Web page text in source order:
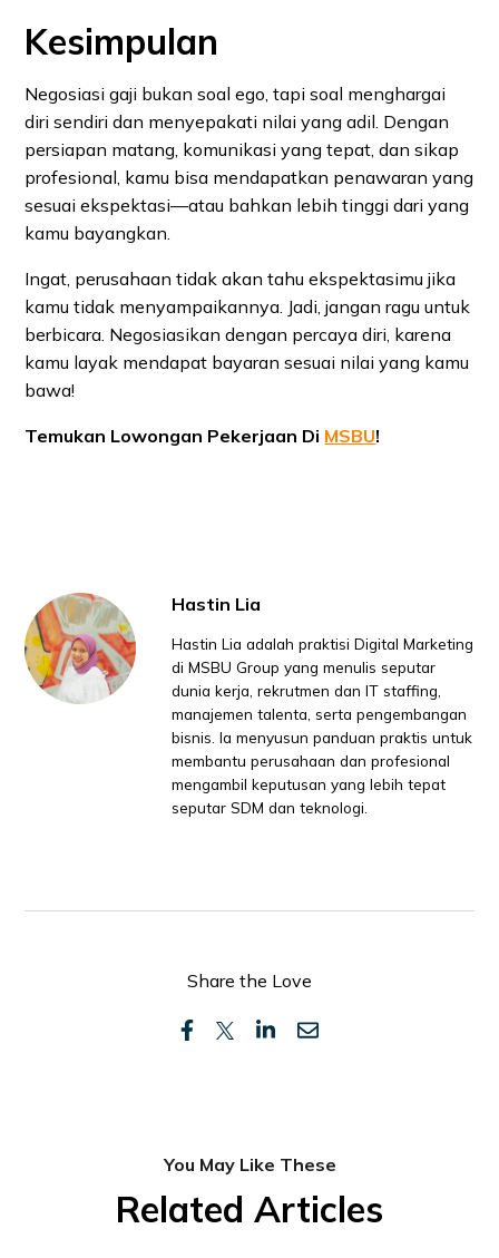
Kesimpulan
Negosiasi gaji bukan soal ego, tapi soal menghargai
diri sendiri dan menyepakati nilai yang adil. Dengan
persiapan matang, komunikasi yang tepat, dan sikap
profesional, kamu bisa mendapatkan penawaran yang
sesuai ekspektasi—atau bahkan lebih tinggi dari yang
kamu bayangkan.
Ingat, perusahaan tidak akan tahu ekspektasimu jika
kamu tidak menyampaikannya. Jadi, jangan ragu untuk
berbicara. Negosiasikan dengan percaya diri, karena
kamu layak mendapat bayaran sesuai nilai yang kamu
bawa!
Temukan Lowongan Pekerjaan Di MSBU!
Hastin Lia
Hastin Lia adalah praktisi Digital Marketing
di MSBU Group yang menulis seputar
dunia kerja, rekrutmen dan IT staffing,
manajemen talenta, serta pengembangan
bisnis. Ia menyusun panduan praktis untuk
membantu perusahaan dan profesional
mengambil keputusan yang lebih tepat
seputar SDM dan teknologi.
Share the Love
You May Like These
Related Articles